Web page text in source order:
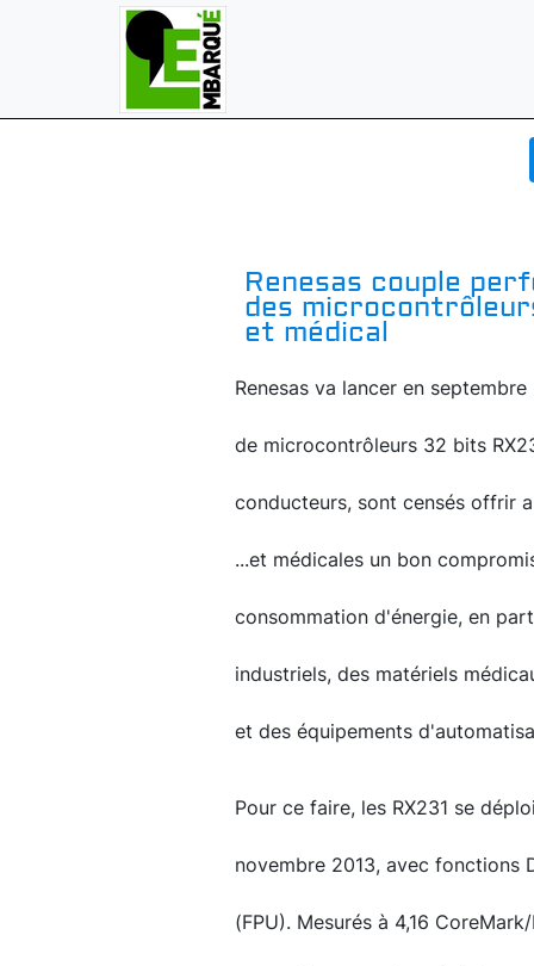
Renesas couple
des
et médical
Renesas va lancer en
de microcontrôleurs 32 bits
conducteurs, sont censés offrir
...et médicales un bon
consommation d'énergie, en
industriels, des matériels
et des équipements
Pour ce faire, les RX231 se
novembre 2013, avec fonctions
(FPU). Mesurés à 4,16